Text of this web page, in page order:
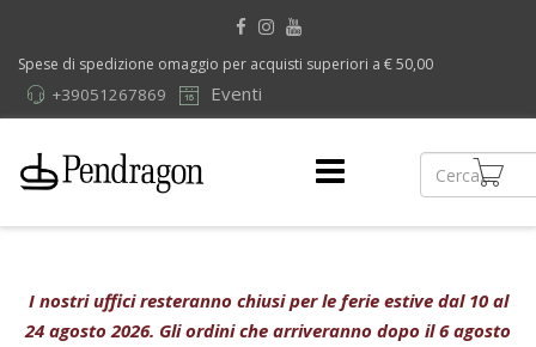
Spese di spedizione omaggio per acquisti superiori a € 50,00
Eventi
+39051267869
I nostri uffici resteranno chiusi per le ferie estive dal 10 al
24 agosto 2026. Gli ordini che arriveranno dopo il 6 agosto